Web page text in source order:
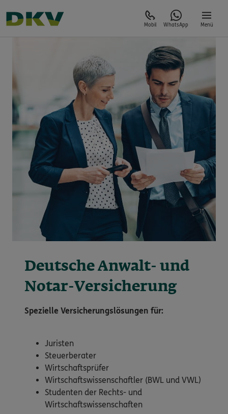
Mobil WhatsApp Menü
Deutsche Anwalt- und
Notar-Versicherung
Spezielle Versicherungslösungen für:
Juristen
Steuerberater
Wirtschaftsprüfer
Wirtschaftswissenschaftler (BWL und VWL)
Studenten der Rechts- und
Wirtschaftswissenschaften